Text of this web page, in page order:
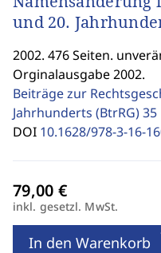
und 20.
2002. 476 Seiten.
Orginalausgabe 2002.
Beiträge zur
Jahrhunderts (BtrRG)35
DOI 10.1628/978-3-16-
inkl. gesetzl. MwSt.
In den Warenkorb